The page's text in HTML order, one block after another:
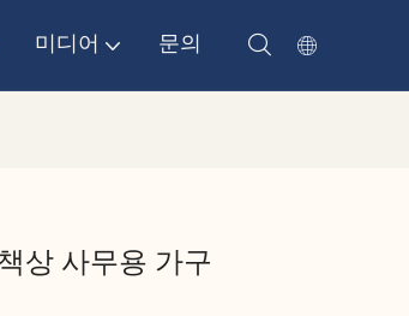
미디어 문의
상 사무용 가구